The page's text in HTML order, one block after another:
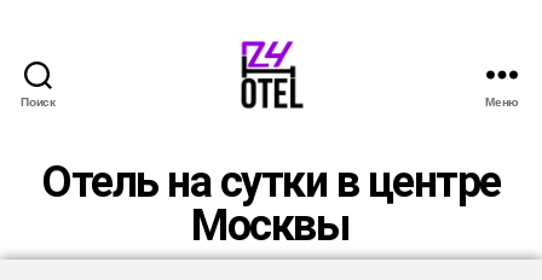
Поиск Меню
Отель на сутки в центре
Москвы